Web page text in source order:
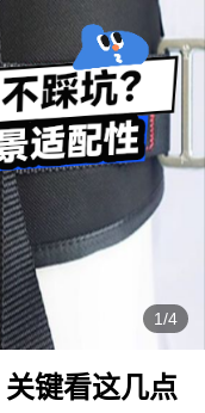
1/4
键看这几点